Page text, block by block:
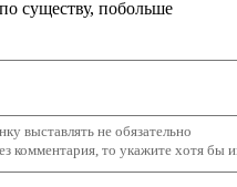
существу, побольше
выставлять не обязательно
комментария, то укажите хотя бы